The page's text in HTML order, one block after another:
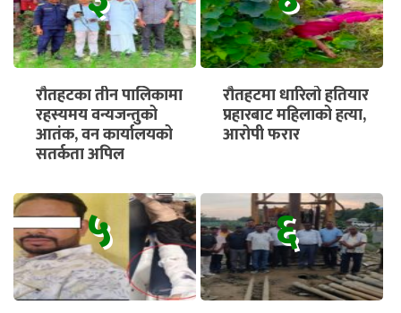
रौतहटका तीन पालिकामा
रहस्यमय वन्यजन्तुको
आतंक, वन कार्यालयको
सतर्कता अपिल
रौतहटमा धारिलो हतियार
प्रहारबाट महिलाको हत्या,
आरोपी फरार
५ ६